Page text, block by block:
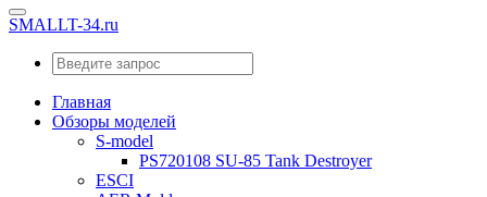
SMALLT-34.ru
Главная
Обзоры моделей
S-model
PS720108 SU-85 Tank Destroyer
ESCI